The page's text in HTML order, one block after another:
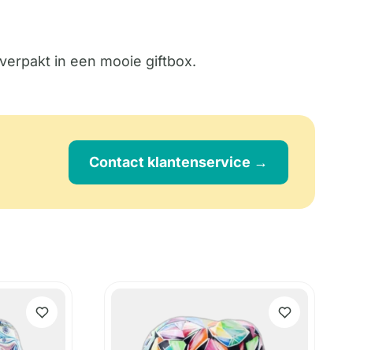
in een mooie giftbox.
Contact klantenservice →